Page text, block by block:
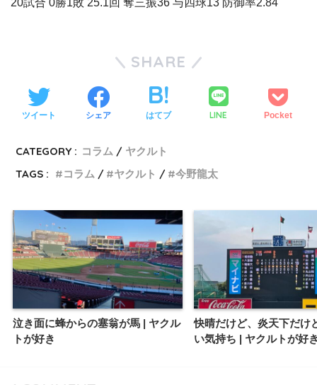
20試合 0勝1敗 25.1回 奪三振36 与四球13 防御率2.84
SHARE
ツイート シェア はてブ LINE Pocket
CATEGORY : コラム
ヤクルト
TAGS :
コラム ヤクルト 今野龍太
泣き面に蜂からの塞翁が馬 | ヤクル
トが好き
快晴だけど、炎天下だけ
い気持ち | ヤクルトが好